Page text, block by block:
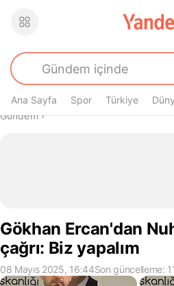
Ana Sayfa Spor Türkiye
Buradasın
Gündem›
Gökhan Ercan'dan
çağrı: Biz yapalım
08 Mayıs 2025, 16:44Son güncelleme: